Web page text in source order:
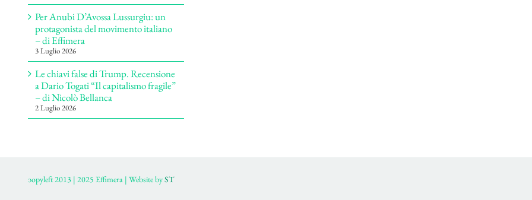
Per Anubi D’Avossa Lussurgiu: un
protagonista del movimento italiano
– di Effimera
3 Luglio 2026
Le chiavi false di Trump. Recensione
a Dario Togati “Il capitalismo fragile”
– di Nicolò Bellanca
2 Luglio 2026
ɔopyleft 2013 | 2025 Effimera | Website byST